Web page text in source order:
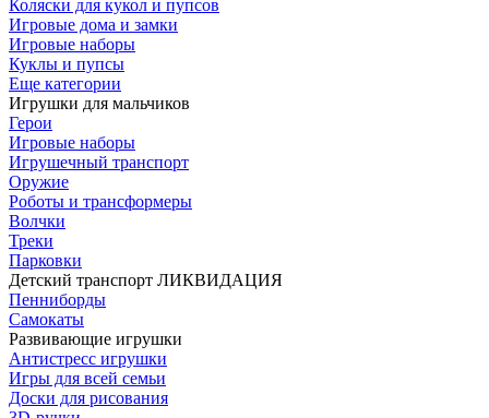
Коляски для кукол и пупсов
Игровые дома и замки
Игровые наборы
Куклы и пупсы
Еще категории
Игрушки для мальчиков
Герои
Игровые наборы
Игрушечный транспорт
Оружие
Роботы и трансформеры
Волчки
Треки
Парковки
Детский транспорт ЛИКВИДАЦИЯ
Пенниборды
Самокаты
Развивающие игрушки
Антистресс игрушки
Игры для всей семьи
Доски для рисования